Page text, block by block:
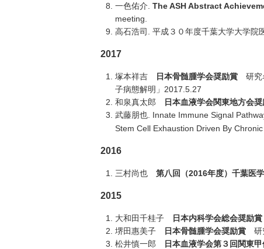
一色佑介. The ASH Abstract
meeting.
高石浩司. 平成３０年度千葉大学大学院
2017
塚本祥吉 日本骨髄腫学会奨励賞 研究
子病態解明」2017.5.27
和泉真太郎
日本血液学会関東地方会
武藤朋也. Innate Immune Signal
Stem Cell Exhaustion Driven By
2016
三村尚也 第八回（2016年度）千葉医
2015
大和田千桂子 日本内科学会総会奨励賞
堺田惠美子
日本骨髄腫学会奨励賞 研
松井慎一郎
日本血液学会第３回関東